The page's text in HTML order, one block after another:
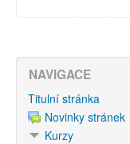
NAVIGACE
Titulní stránka
Novinky stránek
Kurzy